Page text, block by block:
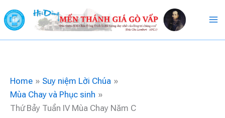
to
content
Home
Suy niệm Lời Chúa
Mùa Chay và Phục sinh
Thứ Bảy Tuần IV Mùa Chay Năm C